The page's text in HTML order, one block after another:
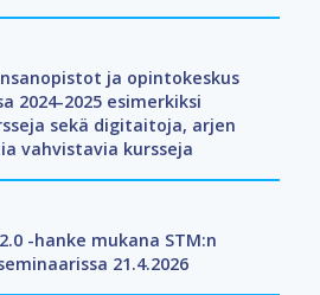
ja opintokeskus
2024-2025 esimerkiksi
sekä digitaitoja, arjen
vahvistavia kursseja
-hanke mukana STM:n
21.4.2026